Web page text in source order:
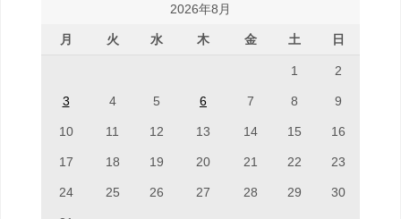
2026年8月
月 火 水 木 金 土 日
1 2
3 4 5 6 7 8 9
10 11 12 13 14 15 16
17 18 19 20 21 22 23
24 25 26 27 28 29 30